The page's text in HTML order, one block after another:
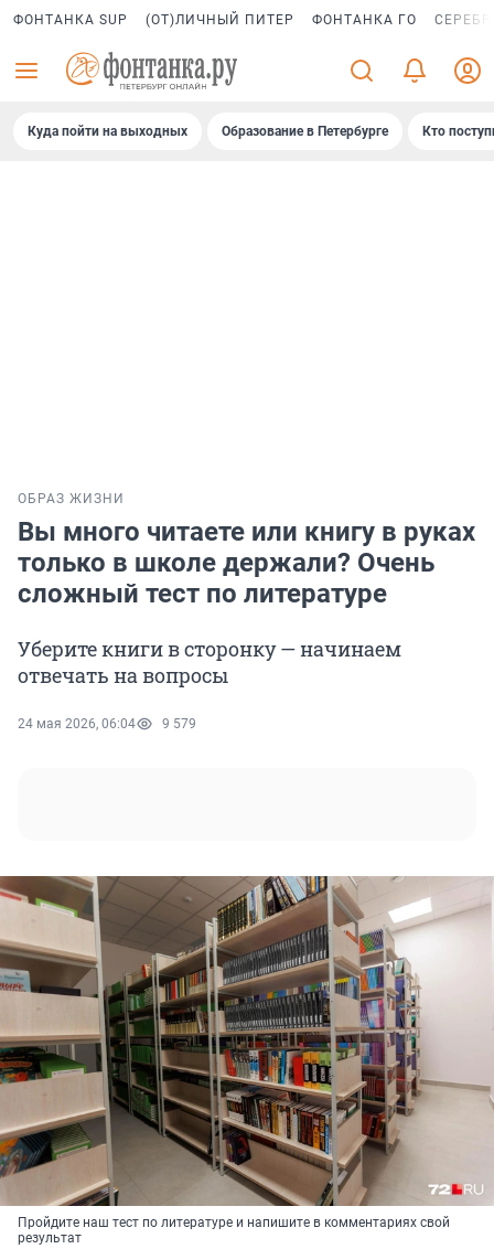
ФОНТАНКА SUP (ОТ)ЛИЧНЫЙ ПИТЕР ФОНТАНКА ГО
Куда пойти на выходных Образование в Петербурге Кто
ОБРАЗ ЖИЗНИ
Вы много читаете или книгу в руках
только в школе держали? Очень
сложный тест по литературе
Уберите книги в сторонку — начинаем
отвечать на вопросы
24 мая 2026, 06:04 9 579
Пройдите наш тест по литературе и напишите в комментариях свой
результат